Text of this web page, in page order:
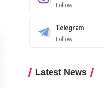
Follow
Telegram
Follow
Latest News